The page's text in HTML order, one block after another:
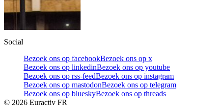
Social
Bezoek ons op facebookBezoek ons op x
Bezoek ons op linkedinBezoek ons op youtube
Bezoek ons op rss-feedBezoek ons op instagram
Bezoek ons op mastodonBezoek ons op telegram
Bezoek ons op blueskyBezoek ons op threads
© 2026 Euractiv FR